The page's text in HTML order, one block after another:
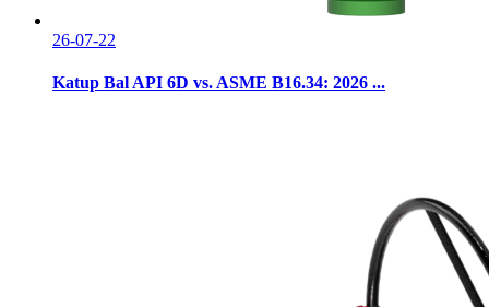
26-07-22
Katup Bal API 6D vs. ASME B16.34: 2026 ...